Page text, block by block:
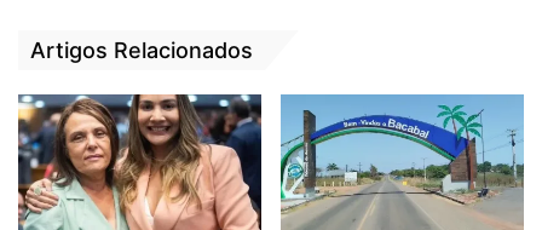
Weverton (PDT) se
reúne com Lula
(PT)
5 de maio de 2021
Em "PINHEIRO-MA"
Artigos Relacionados